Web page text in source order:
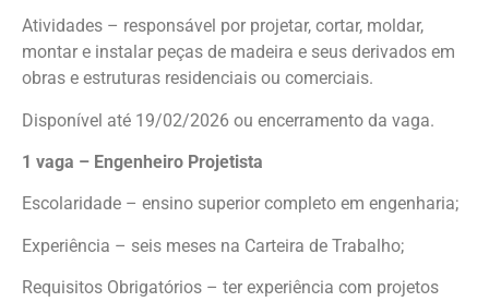
Atividades – responsável por projetar, cortar, moldar,
montar e instalar peças de madeira e seus derivados em
obras e estruturas residenciais ou comerciais.
Disponível até 19/02/2026 ou encerramento da vaga.
1 vaga – Engenheiro Projetista
Escolaridade – ensino superior completo em engenharia;
Experiência – seis meses na Carteira de Trabalho;
Requisitos Obrigatórios – ter experiência com projetos